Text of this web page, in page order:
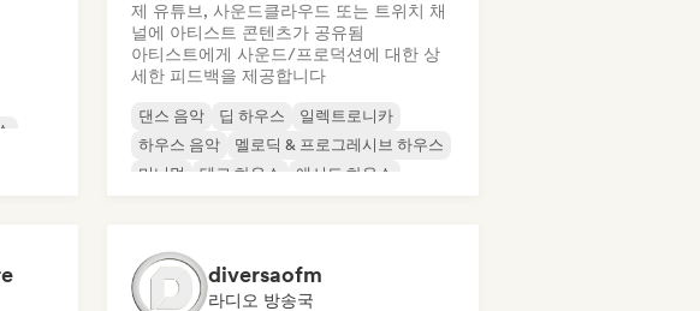
제 유튜브, 사운드클라우드 또는 트위치 채
널에 아티스트 콘텐츠가 공유됨
아티스트에게 사운드/프로덕션에 대한 상
세한 피드백을 제공합니다
댄스 음악 딥 하우스
일렉트로니카
하우스 음악
멜로딕 & 프로그레시브 하우스
미니멀
테크 하우스 애시드 하우스
diversaofm
라디오 방송국